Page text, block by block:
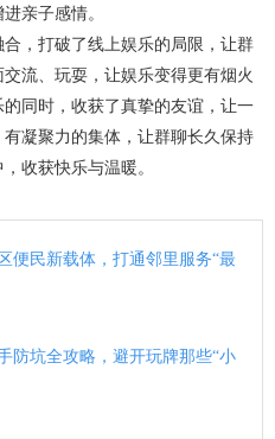
亲子感情。
，打破了线上娱乐的局限，让群
流、玩耍，让娱乐变得更有烟火
同时，收获了真挚的友谊，让一
凝聚力的集体，让群聊长久保持
收获快乐与温暖。
便民新载体，打通邻里服务“最
防坑全攻略，避开玩牌那些“小